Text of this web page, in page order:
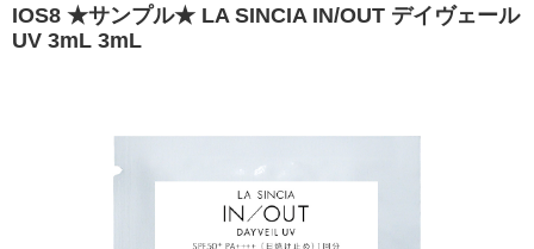
IOS8 ★サンプル★ LA SINCIA IN/OUT デイヴェール
UV 3mL 3mL